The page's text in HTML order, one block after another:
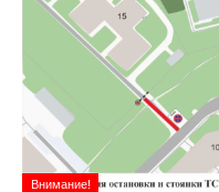
Внимание!